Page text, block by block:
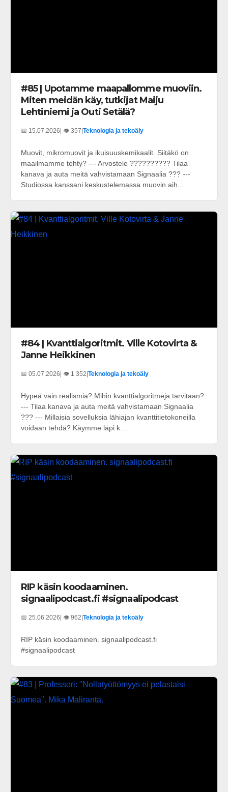
#85 | Upotamme maapallomme muoviin.
Miten meidän käy, tutkijat Maiju
Lehtiniemi ja Outi Setälä?
📅 15.07.2026| 👁️ 357|Teknologia ja tekoäly
Muovit, mikromuovit ja ikuisuuskemikaalit. Siitäkö on
maailmamme tehty? --- Arvostele ?????????? Tilaa
kanava ja auta meitä vahvistamaan Signaalia ??? ---
Studiossa kanssani keskustelemassa muovin aih...
#84 | Kvanttialgoritmit. Ville Kotovirta &
Janne Heikkinen
📅 05.07.2026 | 👁️ 1 352 Teknologia ja tekoäly
Hypeä vain realismia? Mihin kvanttialgoritmeja tarvitaan?
--- Tilaa kanava ja auta meitä vahvistamaan Signaalia
??? --- Millaisia sovelluksia lähiajan kvanttitietokoneilla
voidaan tehdä? Käymme läpi k...
RIP käsin koodaaminen.
signaalipodcast.fi #signaalipodcast
📅 25.06.2026| 👁️ 962|Teknologia ja tekoäly
RIP käsin koodaaminen. signaalipodcast.fi
#signaalipodcast